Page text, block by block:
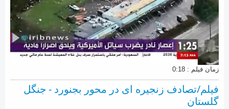
زمان فیلم : 0:18
فیلم/تصادف زنجیره ای در محور بجنورد - جنگل
گلستان